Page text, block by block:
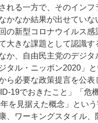
れる一方で、そのインフ
かなか結果が出せていな
の新型コロナウイルス感
大きな課題として認識す
か、自由民主党のデジタ
タル・ニッポン2020」
ら必要な政策提言を公表
19でおきたこと」「危
を見据えた概念」とい
、ワーキングスタイル、